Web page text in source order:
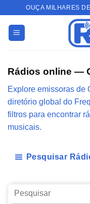
content
OUÇA MILHARES
Rádios online —
Explore emissoras de
diretório global do
filtros para encontrar
musicais.
Pesquisar